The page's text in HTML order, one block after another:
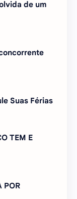
de um
Suas Férias
TEM E
POR